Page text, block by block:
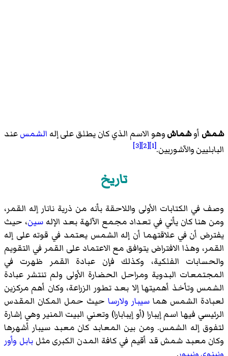
شمش أوشماشوهو الاسم الذي كان يطلق على إله الشمسعند
البابليين والآشوريين.[1]
[2]
[3]
تاريخ
وصف في الكتابات الأولى واللاحقة بأنه من ذرية نانار إله القمر،
ومن هنا كان يأتي في تعداد مجمع الآلهة بعد الإله سين، حيث
يفترض أن في علاقتهما أن إله الشمس يعتمد في قوته على إله
القمر، وهذا الافتراض يتوافق مع الاعتماد على القمر في التقويم
والحسابات الفلكية، وكذلك فإن عبادة القمر ظهرت في
المجتمعات البدوية ومراحل الحضارة الأولى ولم تنتشر عبادة
الشمس وتأخذ أهميتها إلا بعد تطور الزراعة، وكان أهم مركزين
لعبادة الشمس هما سيبار ولارسا حيث حمل المكان المقدس
الرئيسي فيها اسم إيبارا (أو إيبابارا) وتعني البيت المنير وهي إشارة
لتفوق إله الشمس. ومن بين المعابد كان معبد سيبار أشهرها
وكان معبد شمش قد أقيم في كافة المدن الكبرى مثلبابل وأور